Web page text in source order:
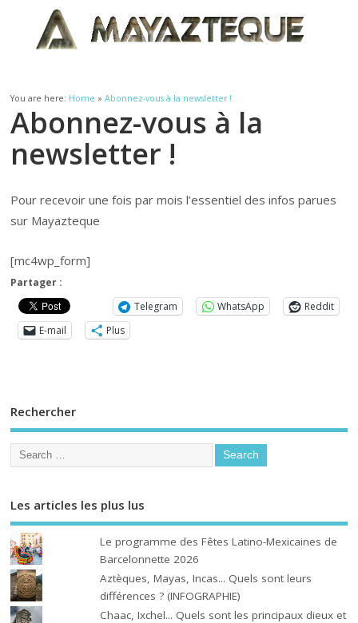
You are here: Home »Abonnez-vous à la newsletter !
Abonnez-vous à la
newsletter !
Pour recevoir une fois par mois l’essentiel des infos parues
sur Mayazteque
[mc4wp_form]
Partager :
Telegram
WhatsApp
Reddit
E-mail
Plus
Rechercher
Les articles les plus lus
Le programme des Fêtes Latino-Mexicaines de
Barcelonnette 2026
Aztèques, Mayas, Incas... Quels sont leurs
différences ? (INFOGRAPHIE)
Chaac, Ixchel... Quels sont les principaux dieux et